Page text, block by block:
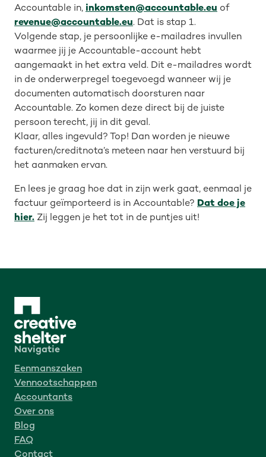
Accountable in, inkomsten@accountable.eu of
revenue@accountable.eu. Dat is stap 1.
Volgende stap, je persoonlijke e-mailadres invullen
waarmee jij je Accountable-account hebt
aangemaakt in het extra veld. Dit e-mailadres wordt
in de onderwerpregel toegevoegd wanneer wij je
documenten automatisch doorsturen naar
Accountable. Zo komen deze direct bij de juiste
persoon terecht, jij in dit geval.
Klaar, alles ingevuld? Top! Dan worden je nieuwe
facturen/creditnota’s meteen naar hen verstuurd bij
het aanmaken ervan.
En lees je graag hoe dat in zijn werk gaat, eenmaal je
factuur geïmporteerd is in Accountable? Dat doe je
hier. Zij leggen je het tot in de puntjes uit!
Navigatie
Eenmanszaken
Vennootschappen
Accountants
Over ons
Blog
FAQ
Contact